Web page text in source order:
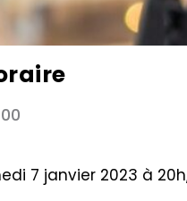
7 janvier 2023 à